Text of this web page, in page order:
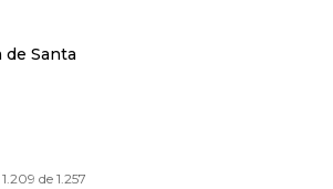
de Santa
de 1.257